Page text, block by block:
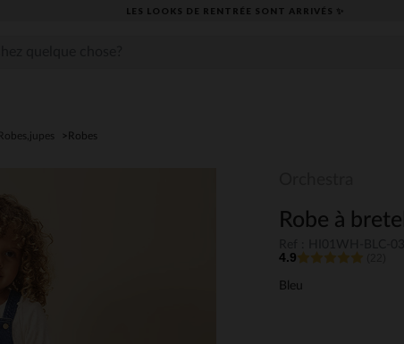
LES LOOKS DE RENTRÉE SONT ARRIVÉS ✨
Robes,jupes Robes
Robe à
4.9
Bleu